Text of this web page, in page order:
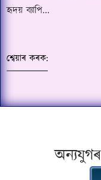
হৃদয় ব্যাপি...
শ্বেয়াৰ কৰক: